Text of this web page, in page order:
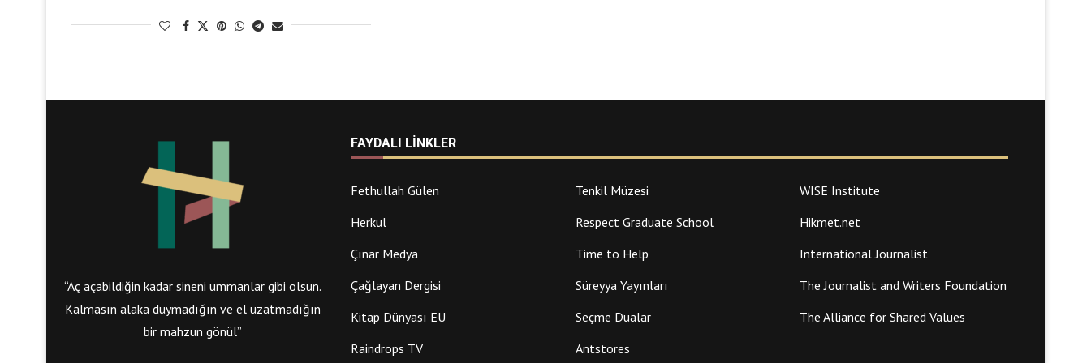
“Aç açabildiğin kadar sineni ummanlar gibi olsun.
Kalmasın alaka duymadığın ve el uzatmadığın
bir mahzun gönül”
FAYDALI LINKLER
Fethullah Gülen Tenkil Müzesi
WISE Institute
Herkul
Respect Graduate School
Hikmet.net
Çınar Medya
Time to Help
International Journalist
Çağlayan Dergisi
Süreyya Yayınları
The Journalist and Writers Foundation
Kitap Dünyası EU
Seçme Dualar
The Alliance for Shared Values
Raindrops TV
Antstores